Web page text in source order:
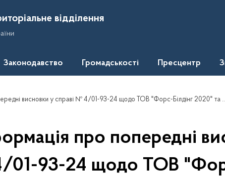
відділення
Законодавство Громадськості Пресцентр
висновки у справі № 4/01-93-24 щодо ТОВ "Форс-Білдінг 2020" та ФОП Кучеренка В.В.
про попередні
93-24 щодо ТОВ